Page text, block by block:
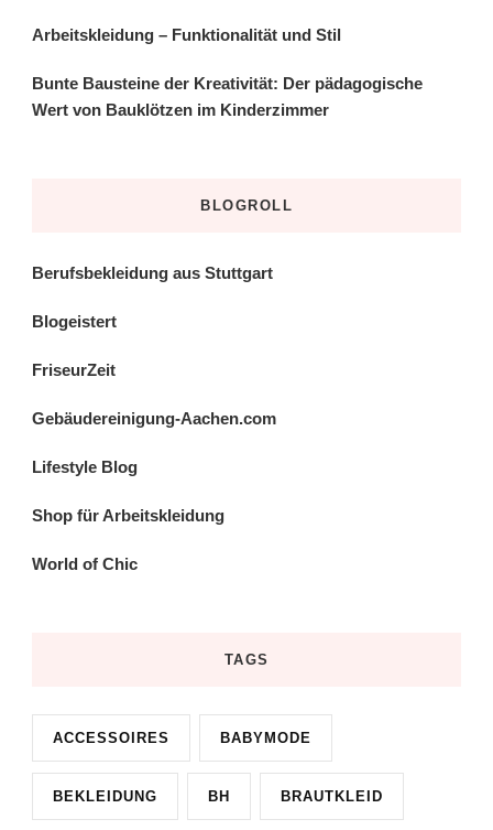
Arbeitskleidung – Funktionalität und Stil
Bunte Bausteine der Kreativität: Der pädagogische
Wert von Bauklötzen im Kinderzimmer
BLOGROLL
Berufsbekleidung aus Stuttgart
Blogeistert
FriseurZeit
Gebäudereinigung-Aachen.com
Lifestyle Blog
Shop für Arbeitskleidung
World of Chic
TAGS
ACCESSOIRES BABYMODE
BEKLEIDUNG BH BRAUTKLEID